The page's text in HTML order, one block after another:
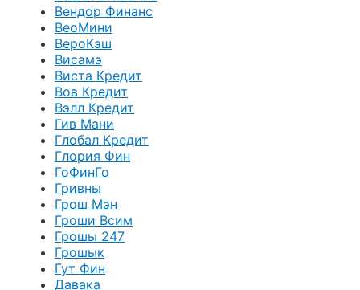
Вендор Финанс
ВеоМини
ВероКэш
Висамэ
Виста Кредит
Вов Кредит
Вэлл Кредит
Гив Мани
Глобал Кредит
Глория Фин
ГоФинГо
Гривны
Грош Мэн
Гроши Всим
Грошы 247
Грошык
Гут Фин
Давака